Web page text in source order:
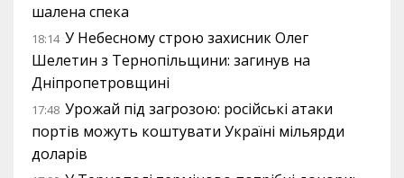
шалена спека
18:14 У Небесному строю захисник Олег
Шелетин з Тернопільщини: загинув на
Дніпропетровщині
17:48 Урожай під загрозою: російські атаки
портів можуть коштувати Україні мільярди
доларів